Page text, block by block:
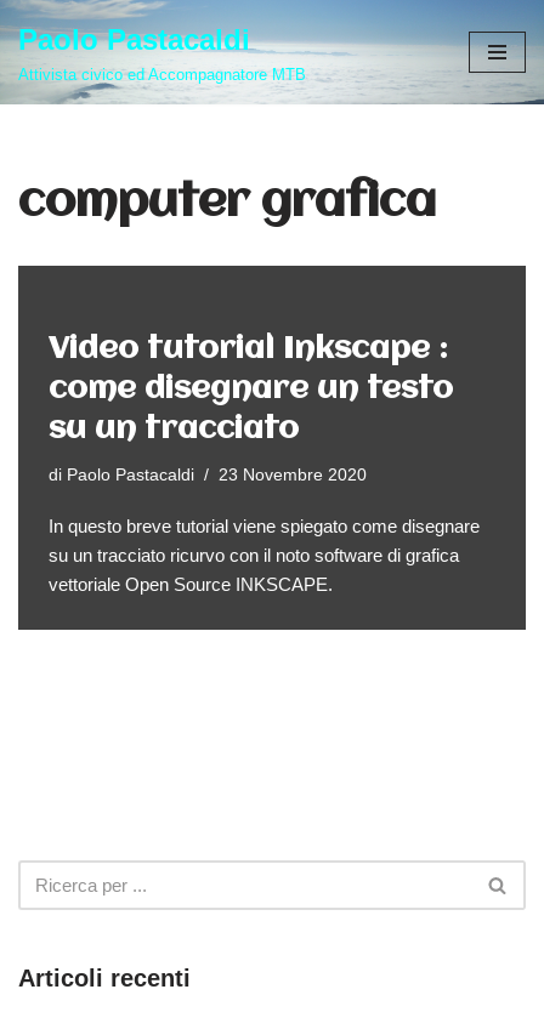
Vai
Paolo Pastacaldi
Attivista civico ed Accompagnatore MTB
computer grafica
Video tutorial Inkscape :
come disegnare un testo
su un tracciato
di Paolo Pastacaldi 23 Novembre 2020
In questo breve tutorial viene spiegato come disegnare
su un tracciato ricurvo con il noto software di grafica
vettoriale Open Source INKSCAPE.
Articoli recenti